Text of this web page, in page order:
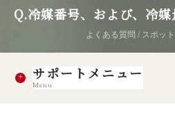
Q.冷媒番号、および、冷媒
よくある質問 / スポッ
サポートメニュー
Menu